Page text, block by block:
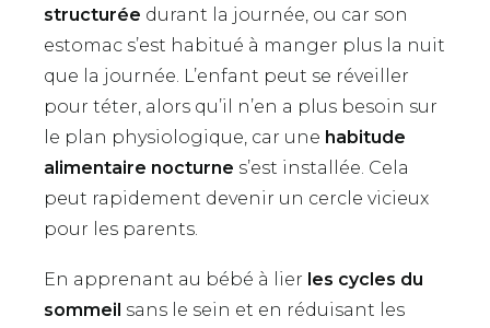
structurée durant la journée, ou car son
estomac s’est habitué à manger plus la nuit
que la journée. L’enfant peut se réveiller
pour téter, alors qu’il n’en a plus besoin sur
le plan physiologique, car une habitude
alimentaire nocturne s’est installée. Cela
peut rapidement devenir un cercle vicieux
pour les parents.
En apprenant au bébé à lier les cycles du
sommeil sans le sein et en réduisant les